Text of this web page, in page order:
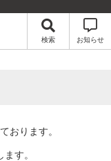
検索 お知らせ
おります。
す。